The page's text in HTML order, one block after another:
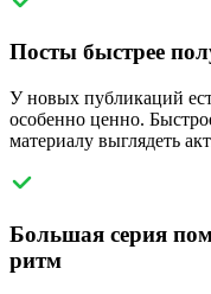
Посты быстрее
У новых публикаций
особенно ценно.
материалу выглядеть
Большая серия
ритм